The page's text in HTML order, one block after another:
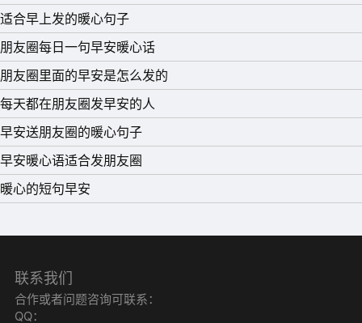
播剧，祝福是周末的小插曲，幸福是周末的片尾曲，美丽健
康是周末写进日记的小心绪，周末愉快哟。
适合早上发的暖心句子
朋友圈每日一句早安暖心话
朋友圈里面的早安是怎么发的
每天都在朋友圈发早安的人
早安送朋友圈的暖心句子
早安暖心语适合发朋友圈
暖心的短句早安
联系我们
合作或者问题咨询可联系：
QQ：